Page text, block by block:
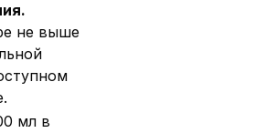
не выше
мл в